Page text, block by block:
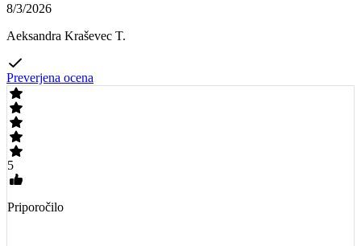
8/3/2026
Aeksandra Kraševec T.
Preverjena ocena
5
Priporočilo